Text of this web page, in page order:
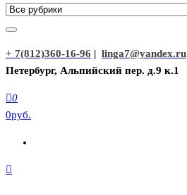
Измерительные приборы Виолан
+ 7(812)360-16-96 | linga7@yandex.ru
Петербург, Альпийский пер. д.9 к.1
0
0руб.